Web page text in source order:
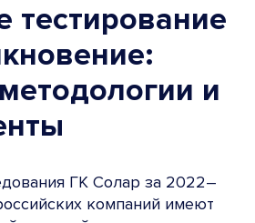
тестирование
и
ГК Солар за 2022–
компаний имеют